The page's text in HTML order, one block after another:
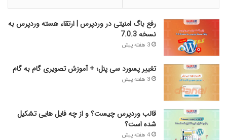
رفع باگ امنیتی در وردپرس | ارتقاء هسته وردپرس به
نسخه 7.0.3
3 هفته پیش
تغییر پسورد سی پنل؛ + آموزش تصویری گام به گام
3 هفته پیش
قالب وردپرس چیست؟ و از چه فایل­ هایی تشکیل
شده است؟
4 هفته پیش